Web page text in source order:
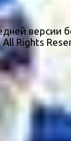
версии
Rights